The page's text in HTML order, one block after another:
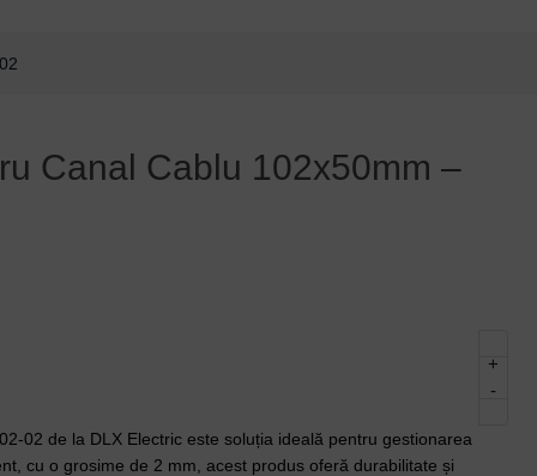
Canal Cablu 102x50mm –
-
+
02 de la DLX Electric este soluția ideală pentru gestionarea
cu o grosime de 2 mm, acest produs oferă durabilitate și